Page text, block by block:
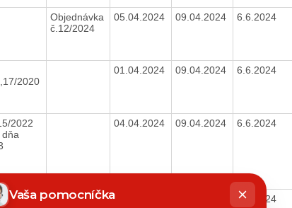
Objednávka
č.12/2024
05.04.2024 09.04.2024 6.6.2024
2020
01.04.2024 09.04.2024 6.6.2024
2022
04.04.2024 09.04.2024 6.6.2024
2024 04.04.2024 6.6.2024
Vaša pomocníčka